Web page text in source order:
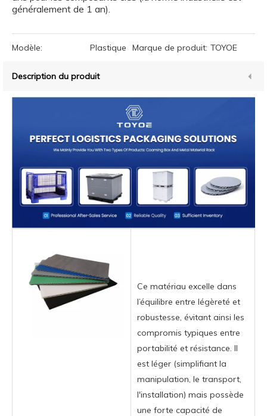
généralement de 1 an).
Modèle: Plastique Marque de produit: TOYOE
Description du produit
Ce matériau excelle dans
l’équilibre entre légèreté et
robustesse, évitant ainsi les
compromis typiques entre
portabilité et résistance. Il
est léger (simplifiant la
manipulation, le transport,
l'installation) mais possède
une forte capacité de